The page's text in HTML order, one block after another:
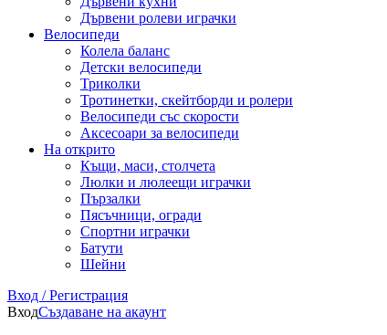
Дървени ролеви играчки
Велосипеди
Колела баланс
Детски велосипеди
Триколки
Тротинетки, скейтборди и ролери
Велосипеди със скорости
Аксесоари за велосипеди
На открито
Къщи, маси, столчета
Люлки и люлеещи играчки
Пързалки
Пясъчници, огради
Спортни играчки
Батути
Шейни
Вход / Регистрация
ВходСъздаване на акаунт